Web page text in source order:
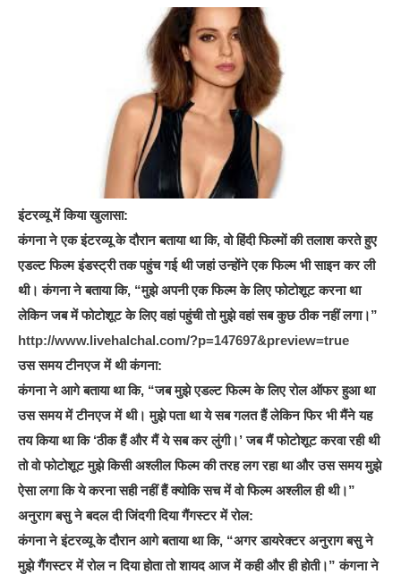
इंटरव्यू में किया खुलासा:
कंगना ने एक इंटरव्यू के दौरान बताया था कि, वो हिंदी फिल्मों की तलाश करते हुए
एडल्ट फिल्म इंडस्ट्री तक पहुंच गई थी जहां उन्होंने एक फिल्म भी साइन कर ली
थी। कंगना ने बताया कि, “मुझे अपनी एक फिल्म के लिए फोटोशूट करना था
लेकिन जब में फोटोशूट के लिए वहां पहुंची तो मुझे वहां सब कुछ ठीक नहीं लगा।”
http://www.livehalchal.com/?p=147697&preview=true
उस समय टीनएज में थी कंगना:
कंगना ने आगे बताया था कि, “जब मुझे एडल्ट फिल्म के लिए रोल ऑफर हुआ था
उस समय में टीनएज में थी। मुझे पता था ये सब गलत हैं लेकिन फिर भी मैंने यह
तय किया था कि ‘ठीक हैं और मैं ये सब कर लुंगी।’ जब मैं फोटोशूट करवा रही थी
तो वो फोटोशूट मुझे किसी अश्लील फिल्म की तरह लग रहा था और उस समय मुझे
ऐसा लगा कि ये करना सही नहीं हैं क्योकि सच में वो फिल्म अश्लील ही थी।”
अनुराग बसु ने बदल दी जिंदगी दिया गैंगस्टर में रोल:
कंगना ने इंटरव्यू के दौरान आगे बताया था कि, “अगर डायरेक्टर अनुराग बसु ने
मुझे गैंगस्टर में रोल न दिया होता तो शायद आज में कही और ही होती।” कंगना ने